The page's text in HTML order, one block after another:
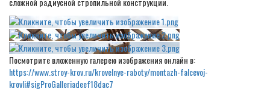
Посмотрите вложенную галерею изображения онлайн в:
https://www.stroy-krov.ru/krovelnye-raboty/montazh-falcevoj-
krovli#sigProGalleriadeef18dac7